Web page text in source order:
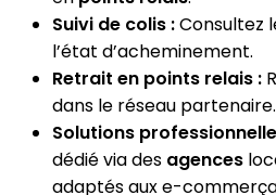
Suivi de colis :Consultez
l’état d’acheminement.
Retrait en points relais :
dans le réseau partenaire.
Solutions
dédié via des agences
adaptés aux e-